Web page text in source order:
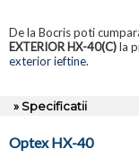
De la Bocris poti
EXTERIOR HX-40(C)la
exterior ieftine.
» Specificatii
Optex HX-40